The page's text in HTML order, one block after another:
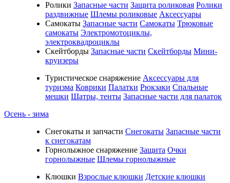
Ролики Запасные части Защита роликовая Ролики
раздвижные Шлемы роликовые Аксессуары
Самокаты Запасные части Самокаты Трюковые
самокаты Электромотоциклы,
электроквадроциклы
Скейтборды Запасные части Скейтборды Мини-
круизеры
Туристическое снаряжение Аксессуары для
туризма Коврики Палатки Рюкзаки Спальные
мешки Шатры, тенты Запасные части для палаток
Осень - зима
Cнегокаты и запчасти Снегокаты Запасные части
к снегокатам
Горнолыжное снаряжение Защита Очки
горнолыжные Шлемы горнолыжные
Клюшки Взрослые клюшки Детские клюшки